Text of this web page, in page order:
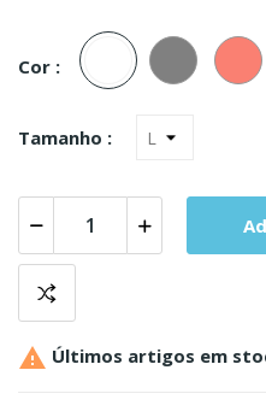
Cor :
Branco Cinza
Tamanho :
 Últimos artigos em